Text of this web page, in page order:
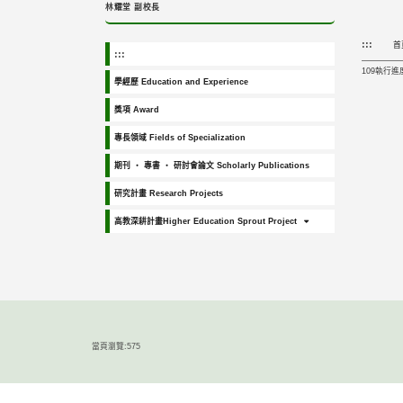
林耀堂 副校長
:::
學經歷 Education and Experience
獎項 Award
專長領域 Fields of Specialization
期刊 ‧ 專書 ‧ 研討會論文 Scholarly Publications
研究計畫 Research Projects
高教深耕計畫Higher Education Sprout Project
::: 首
109執行進
當頁瀏覽:575